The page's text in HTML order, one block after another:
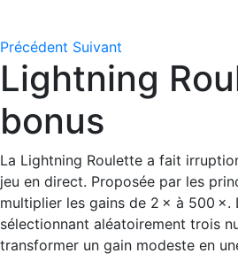
Précédent Suivant
Lightning
bonus
La Lightning Roulette a fait
jeu en direct. Proposée par les
multiplier les gains de 2 × à 500 ×.
sélectionnant aléatoirement trois
transformer un gain modeste en